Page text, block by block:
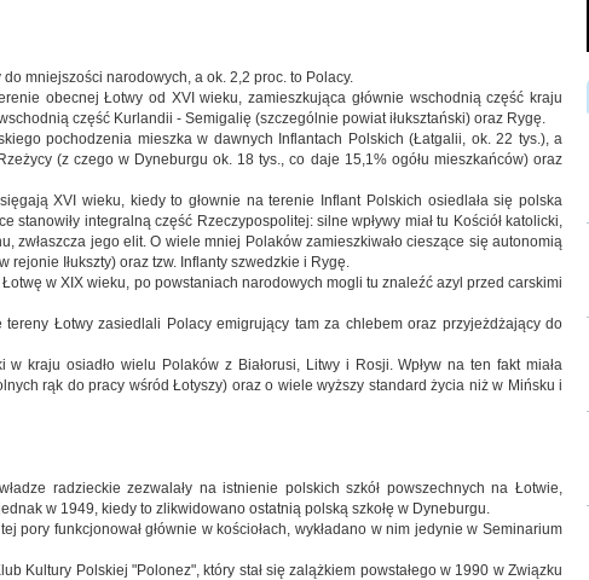
mniejszości narodowych, a ok. 2,2 proc. to Polacy.
obecnej Łotwy od XVI wieku, zamieszkująca głównie wschodnią część kraju
część Kurlandii - Semigalię (szczególnie powiat iłuksztański) oraz Rygę.
pochodzenia mieszka w dawnych Inflantach Polskich (Łatgalii, ok. 22 tys.), a
(z czego w Dyneburgu ok. 18 tys., co daje 15,1% ogółu mieszkańców) oraz
XVI wieku, kiedy to głownie na terenie Inflant Polskich osiedlała się polska
stanowiły integralną część Rzeczypospolitej: silne wpływy miał tu Kościół katolicki,
zwłaszcza jego elit. O wiele mniej Polaków zamieszkiwało cieszące się autonomią
Iłukszty) oraz tzw. Inflanty szwedzkie i Rygę.
w XIX wieku, po powstaniach narodowych mogli tu znaleźć azyl przed carskimi
Łotwy zasiedlali Polacy emigrujący tam za chlebem oraz przyjeżdżający do
kraju osiadło wielu Polaków z Białorusi, Litwy i Rosji. Wpływ na ten fakt miała
rąk do pracy wśród Łotyszy) oraz o wiele wyższy standard życia niż w Mińsku i
radzieckie zezwalały na istnienie polskich szkół powszechnych na Łotwie,
w 1949, kiedy to zlikwidowano ostatnią polską szkołę w Dyneburgu.
pory funkcjonował głównie w kościołach, wykładano w nim jedynie w Seminarium
Kultury Polskiej "Polonez", który stał się zalążkiem powstałego w 1990 w Związku